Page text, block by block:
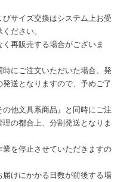
サイズ交換はシステム上お受
ださい。
再販売する場合がございま
にご注文いただいた場合、発
送となりますので、予めご了
他文具系商品』と同時にご注
の都合上、分割発送となりま
を停止させていただきますの
けにかかる日数が前後する場